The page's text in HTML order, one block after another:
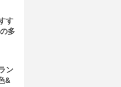
す
多
ン
&